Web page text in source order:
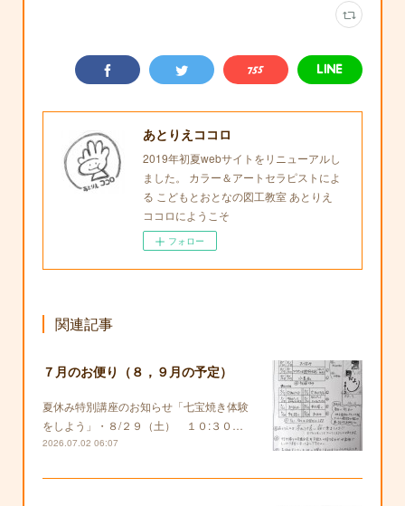
あとりえココロ
2019年初夏webサイトをリニューアルし
ました。 カラー＆アートセラピストによ
る こどもとおとなの図工教室 あとりえ
ココロにようこそ
フォロー
関連記事
７月のお便り（８，９月の予定）
夏休み特別講座のお知らせ「七宝焼き体験
をしよう」・８/２９（土） １０:３０…
2026.07.02 06:07